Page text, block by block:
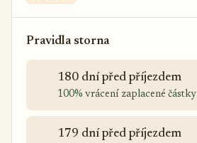
Pravidla storna
180 dní před příjezdem
100% vrácení zaplacené částky
179 dní před příjezdem